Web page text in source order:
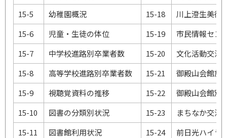
15-5
幼稚園概況 15-18
川上澄生美術
15-6
児童・生徒の体位 15-19
市民情報セン
15-7
中学校進路別卒業者数 15-20
文化活動交流
15-8
高等学校進路別卒業者数 15-21
御殿山会館施
15-9
視聴覚資料の推移 15-22
御殿山会館別
15-10
図書の分類別状況 15-23
まちなか交流
15-11
図書館利用状況 15-24
前日光ハイラ